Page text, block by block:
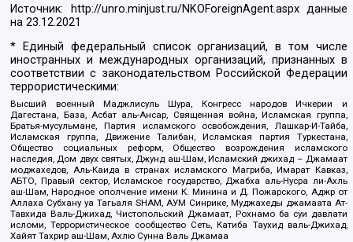
Источник: http://unro.minjust.ru/NKOForeignAgent.aspxданные
на23.12.2021
* Единый федеральный список организаций, в том числе
иностранных и международных организаций, признанных в
соответствии с законодательством Российской Федерации
террористическими:
Высший военный Маджлисуль Шура, Конгресс народов Ичкерии и
Дагестана, База, Асбат аль-Ансар, Священная война, Исламская группа,
Братья-мусульмане, Партия исламского освобождения, Лашкар-И-Тайба,
Исламская группа, Движение Талибан, Исламская партия Туркестана,
Общество социальных реформ, Общество возрождения исламского
наследия, Дом двух святых, Джунд аш-Шам, Исламский джихад – Джамаат
моджахедов, Аль-Каида в странах исламского Магриба, Имарат Кавказ,
АБТО, Правый сектор, Исламское государство, Джабха аль-Нусра ли-Ахль
аш-Шам, Народное ополчение имени К. Минина и Д. Пожарского, Аджр от
Аллаха Субхану уа Тагьаля SHAM, АУМ Синрике, Муджахеды джамаата Ат-
Тавхида Валь-Джихад, Чистопольский Джамаат, Рохнамо ба суи давлати
исломи, Террористическое сообщество Сеть, Катиба Таухид валь-Джихад,
Хайят Тахрир аш-Шам, Ахлю Сунна Валь Джамаа